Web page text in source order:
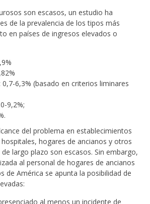
son escasos, un estudio ha
de la prevalencia de los tipos más
en países de ingresos elevados o
6,3% (basado en criterios liminares
9,2%;
del problema en establecimientos
hogares de ancianos y otros
largo plazo son escasos. Sin embargo,
al personal de hogares de ancianos
de América se apunta la posibilidad de
al menos un incidente de